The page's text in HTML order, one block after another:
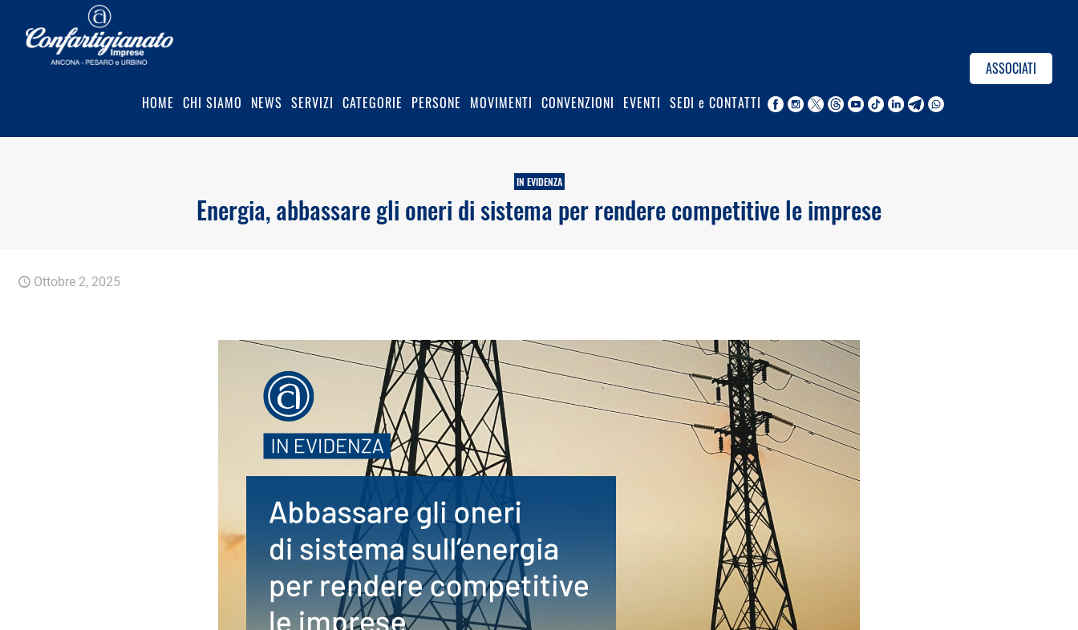
HOME CHI SIAMO NEWS SERVIZI CATEGORIE PERSONE MOVIMENTI CONVENZIONI EVENTI SEDI e CONTATTI
ASSOCIATI
IN EVIDENZA
Energia, abbassare gli oneri di sistema per rendere competitive le imprese
Ottobre 2, 2025